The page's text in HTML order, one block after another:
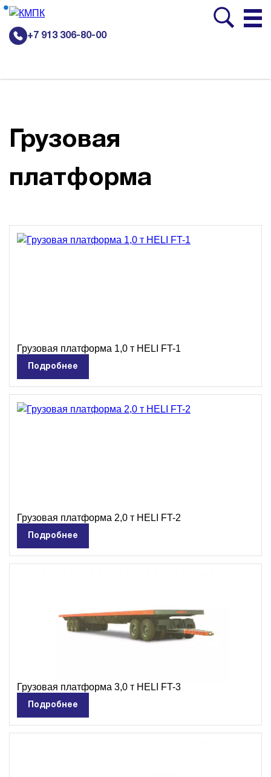
+7 913 306-80-00
...
Грузовая
платформа
Грузовая платформа 1,0 т HELI FT-1
Подробнее
Грузовая платформа 2,0 т HELI FT-2
Подробнее
Грузовая платформа 3,0 т HELI FT-3
Подробнее